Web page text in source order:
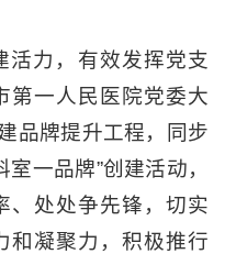
活力，有效发挥党支
第一人民医院党委大
品牌提升工程，同步
一品牌”创建活动，
、处处争先锋，切实
和凝聚力，积极推行